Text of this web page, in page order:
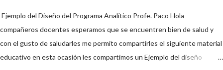
Ejemplo del Diseño del Programa Analítico Profe. Paco Hola
compañeros docentes esperamos que se encuentren bien de salud y
con el gusto de saludarles me permito compartirles el siguiente material
educativo en esta ocasión les compartimos un Ejemplo del diseño